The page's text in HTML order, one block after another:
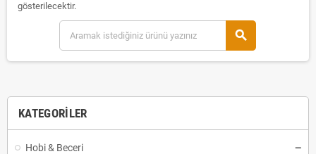
KATEGORILER
Hobi & Beceri
gösterilecektir.
search